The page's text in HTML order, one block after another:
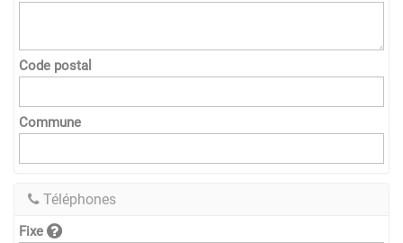
Code postal
Commune
Téléphones
Fixe